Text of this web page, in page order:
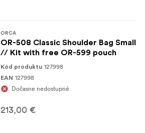
ORCA
OR-508 Classic Shoulder Bag Small
// Kit with free OR-599 pouch
Kód produktu 127998
EAN 127998
Dočasne nedostupné
213,00 €